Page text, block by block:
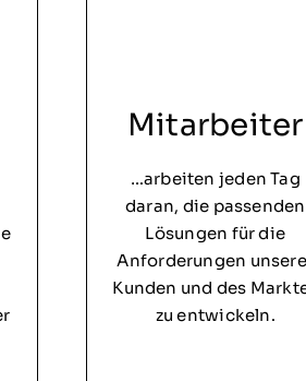
Mitarbeiter
…arbeiten jeden Tag
daran, die passenden
Lösungen für die
Anforderungen
Kunden und des
zu entwickeln.